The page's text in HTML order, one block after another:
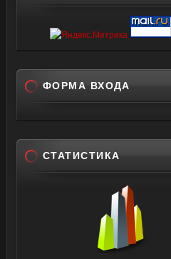
ФОРМА ВХОДА
СТАТИСТИКА